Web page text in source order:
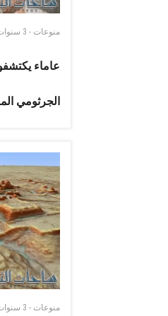
منوعات - 3 سنوات
عاماء
الجرثومي
منوعات - 3 سنوات